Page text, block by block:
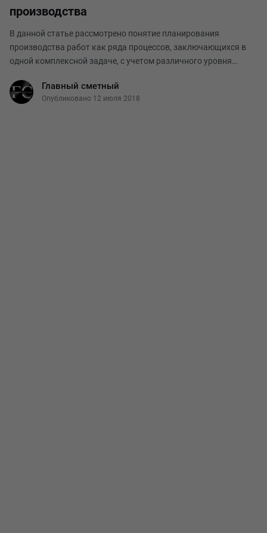
производства
В данной статье рассмотрено понятие планирования
производства работ как ряда процессов, заключающихся в
одной комплексной задаче, с учетом различного уровня
осуществляется на основе следующих принципов: конк
Главный сметный
Опубликовано 12 июля 2018